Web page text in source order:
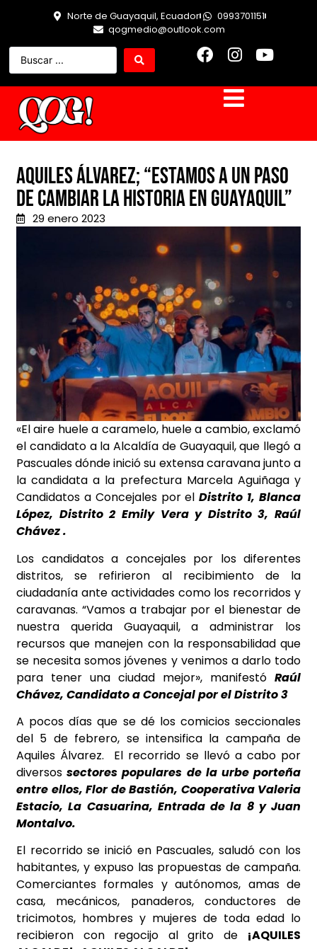
Norte de Guayaquil, Ecuador
0993701151
qogmedio@outlook.com
Aquiles Álvarez; “estamos a un paso
de cambiar la historia en Guayaquil”
29 enero 2023
«El aire huele a caramelo, huele a cambio, exclamó
el candidato a la Alcaldía de Guayaquil, que llegó a
Pascuales dónde inició su extensa caravana junto a
la candidata a la prefectura Marcela Aguiñaga y
Candidatos a Concejales por elDistrito 1, Blanca
López, Distrito 2 Emily Vera y Distrito 3, Raúl
Chávez .
Los candidatos a concejales por los diferentes
distritos, se refirieron al recibimiento de la
ciudadanía ante actividades como los recorridos y
caravanas. “Vamos a trabajar por el bienestar de
nuestra querida Guayaquil, a administrar los
recursos que manejen con la responsabilidad que
se necesita somos jóvenes y venimos a darlo todo
para tener una ciudad mejor», manifestó Raúl
Chávez, Candidato a Concejal por el Distrito 3
A pocos días que se dé los comicios seccionales
del 5 de febrero, se intensifica la campaña de
Aquiles Álvarez. El recorrido se llevó a cabo por
diversossectores populares de la urbe porteña
entre ellos, Flor de Bastión, Cooperativa Valeria
Estacio, La Casuarina, Entrada de la 8 y Juan
Montalvo.
El recorrido se inició en Pascuales, saludó con los
habitantes, y expuso las propuestas de campaña.
Comerciantes formales y autónomos, amas de
casa, mecánicos, panaderos, conductores de
tricimotos, hombres y mujeres de toda edad lo
recibieron con regocijo al grito de ¡AQUILES